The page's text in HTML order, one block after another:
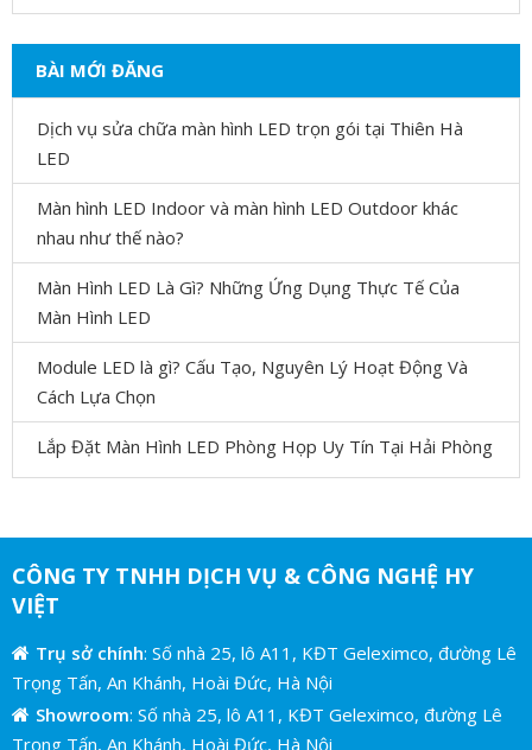
BÀI MỚI ĐĂNG
Dịch vụ sửa chữa màn hình LED trọn gói tại Thiên Hà
LED
Màn hình LED Indoor và màn hình LED Outdoor khác
nhau như thế nào?
Màn Hình LED Là Gì? Những Ứng Dụng Thực Tế Của
Màn Hình LED
Module LED là gì? Cấu Tạo, Nguyên Lý Hoạt Động Và
Cách Lựa Chọn
Lắp Đặt Màn Hình LED Phòng Họp Uy Tín Tại Hải Phòng
CÔNG TY TNHH DỊCH VỤ & CÔNG NGHỆ HY
VIỆT
Trụ sở chính: Số nhà 25, lô A11, KĐT Geleximco, đường Lê
Trọng Tấn, An Khánh, Hoài Đức, Hà Nội
Showroom: Số nhà 25, lô A11, KĐT Geleximco, đường Lê
Trọng Tấn, An Khánh, Hoài Đức, Hà Nội